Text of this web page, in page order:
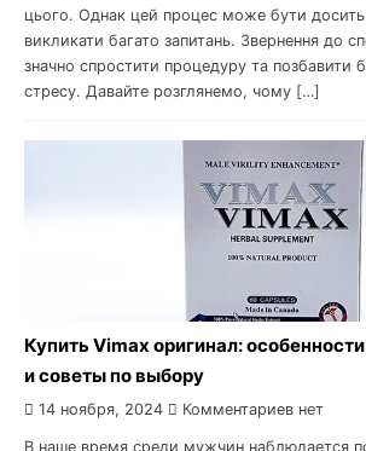
цього. Однак цей процес може бути
викликати багато запитань. Звернення до
значно спростити процедуру та позбавити
стресу. Давайте розглянемо, чому […]
Купить Vimax оригинал:
и советы по выбору
14 ноября, 2024 Комментариев нет
В наше время среди мужчин наблюдается